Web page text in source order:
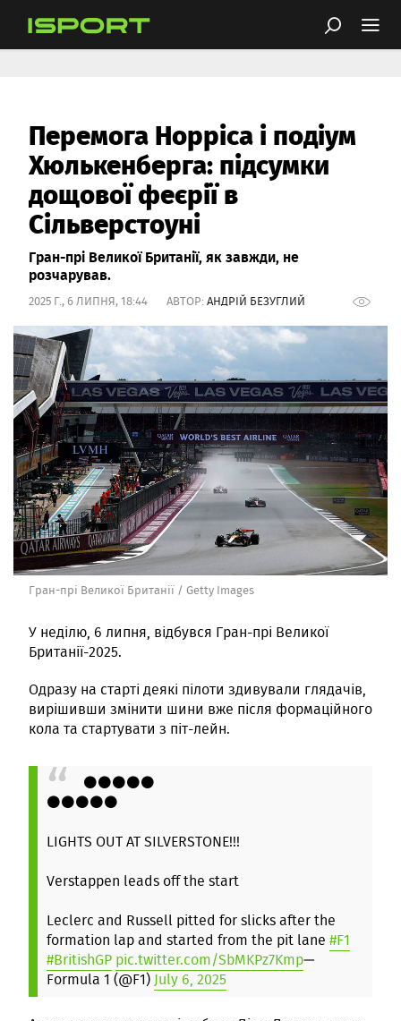
Перемога Норріса і подіум
Хюлькенберга: підсумки
дощової феєрії в
Сільверстоуні
Гран-прі Великої Британії, як завжди, не
розчарував.
2025 Г., 6 ЛИПНЯ, 18:44 АВТОР: АНДРІЙ БЕЗУГЛИЙ
Гран-прі Великої Британії / Getty Images
У неділю, 6 липня, відбувся Гран-прі Великої
Британії-2025.
Одразу на старті деякі пілоти здивували глядачів,
вирішивши змінити шини вже після формаційного
кола та стартувати з піт-лейн.
⚫️⚫️⚫️⚫️⚫️
⚫️⚫️⚫️⚫️⚫️
LIGHTS OUT AT SILVERSTONE!!!
Verstappen leads off the start
Leclerc and Russell pitted for slicks after the
formation lap and started from the pit lane #F1
#BritishGP pic.twitter.com/SbMKPz7Kmp—
Formula 1 (@F1)July 6, 2025